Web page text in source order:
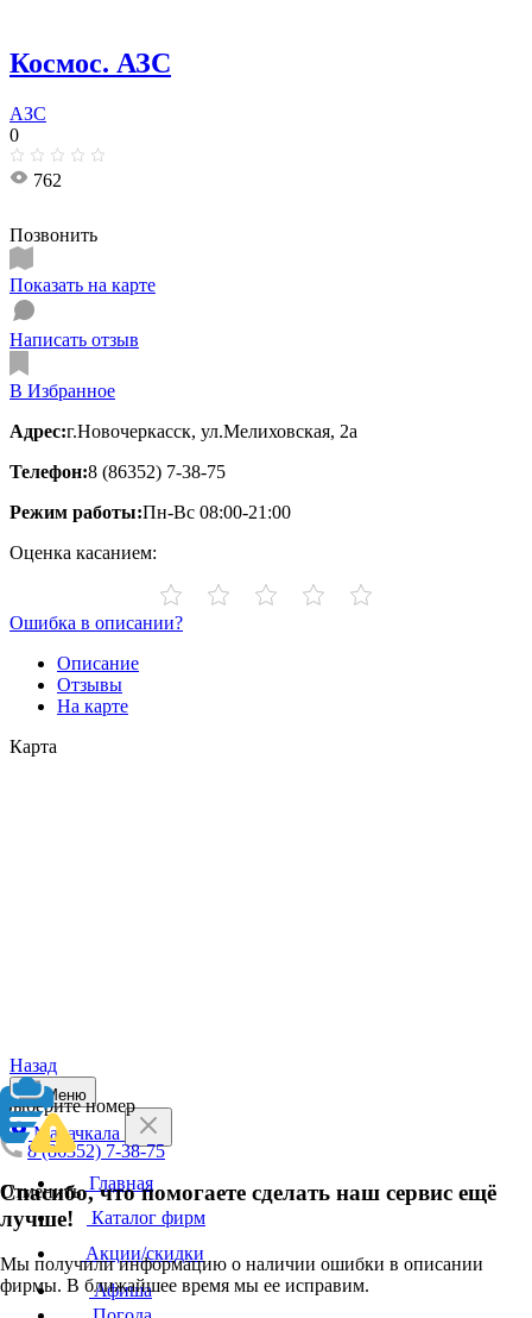
Космос. АЗС
АЗС
0
762
Позвонить
Показать на карте
Написать отзыв
В Избранное
Адрес:г.Новочеркасск, ул.Мелиховская, 2а
Телефон:8 (86352) 7-38-75
Режим работы:Пн-Вс 08:00-21:00
Оценка касанием:
Ошибка в описании?
Описание
Отзывы
На карте
Карта
Назад
Выберите номер
8 (86352) 7-38-75
Отменить
Спасибо, что помогаете сделать наш сервис ещё
лучше!
Мы получили информацию о наличии ошибки в описании
фирмы. В ближайшее время мы ее исправим.
Меню
Махачкала
Главная
Каталог фирм
Акции/скидки
Афиша